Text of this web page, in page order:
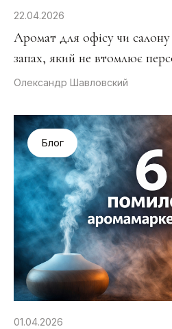
22.04.2026
Аромат для офісу чи салону
запах, який не втомлює
Олександр Шавловский
01.04.2026
Блог